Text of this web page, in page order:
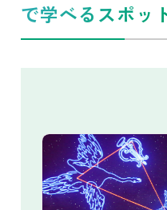
で学べるスポッ